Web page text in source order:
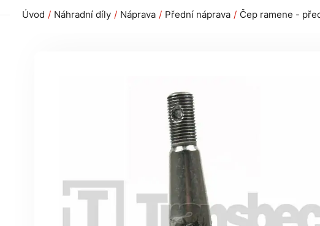
Úvod Náhradní díly Náprava Přední náprava Čep ramene -